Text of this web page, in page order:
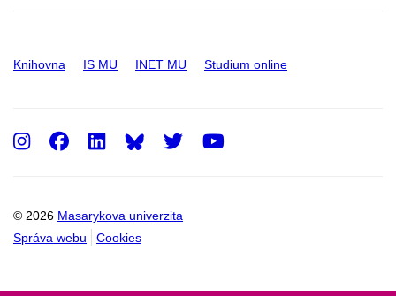
Knihovna IS MU INET MU Studium online
© 2026 Masarykova univerzita
Správa webu
Cookies
Instagram
Facebook
LinkedInTwitter